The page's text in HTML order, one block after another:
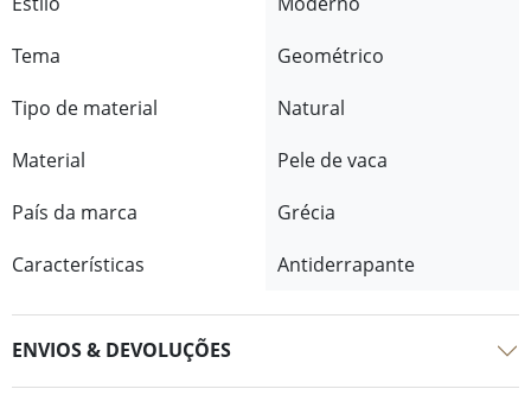
Tema
Geométrico
Tipo de material
Natural
Material
Pele de vaca
País da marca
Grécia
Características
Antiderrapante
ENVIOS & DEVOLUÇÕES